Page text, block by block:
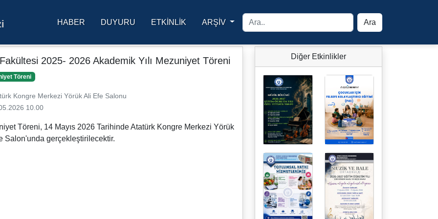
Üniversitesi Ana Sayfa
HABER DUYURU ETKINLIK ARŞİV Ara
2025- 2026 Akademik Yılı Mezuniyet Töreni
Töreni
Kongre Merkezi Yörük Ali Efe Salonu
10.00
Töreni, 14 Mayıs 2026 Tarihinde Atatürk Kongre Merkezi Yörük
Salon'unda gerçekleştirilecektir.
Diğer Etkinlikler